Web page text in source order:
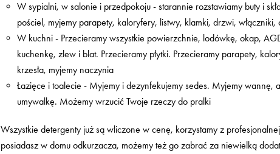
W sypialni, w salonie i przedpokoju - starannie rozstawiamy buty i
pościel, myjemy parapety, kaloryfery, listwy, klamki, drzwi,
W kuchni - Przecieramy wszystkie powierzchnie, lodówkę, okap,
kuchenkę, zlew i blat. Przecieramy płytki. Przecieramy parapety,
krzesła, myjemy naczynia
Łazięce i toalecie - Myjemy i dezynfekujemy sedes. Myjemy wannę,
umywalkę. Możemy wrzucić Twoje rzeczy do pralki
Wszystkie detergenty już są wliczone w cenę, korzystamy z
posiadasz w domu odkurzacza, możemy też go zabrać za niewielką